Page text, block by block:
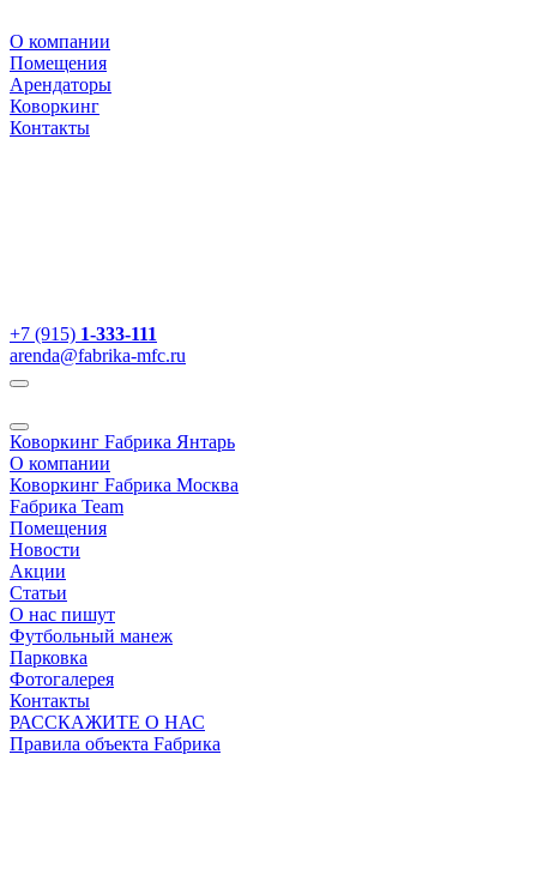
О компании
Помещения
Арендаторы
Коворкинг
Контакты
+7 (915) 1-333-111
arenda@fabrika-mfc.ru
Коворкинг Fабрика Янтарь
О компании
Коворкинг Fабрика Москва
Fабрика Team
Помещения
Новости
Акции
Статьи
О нас пишут
Футбольный манеж
Парковка
Фотогалерея
Контакты
РАССКАЖИТЕ О НАС
Правила объекта Fабрика